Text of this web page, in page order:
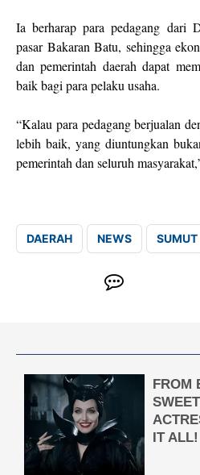
Ia berharap para pedagang dari
pasar Bakaran Batu, sehingga
dan pemerintah daerah dapat
baik bagi para pelaku usaha.
“Kalau para pedagang berjualan
lebih baik, yang diuntungkan
pemerintah dan seluruh
DAERAH NEWS SUMUT